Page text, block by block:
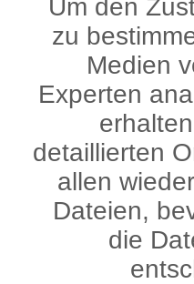
Um den
zu
Medien
Experten
detaillierten
allen
Dateien,
die